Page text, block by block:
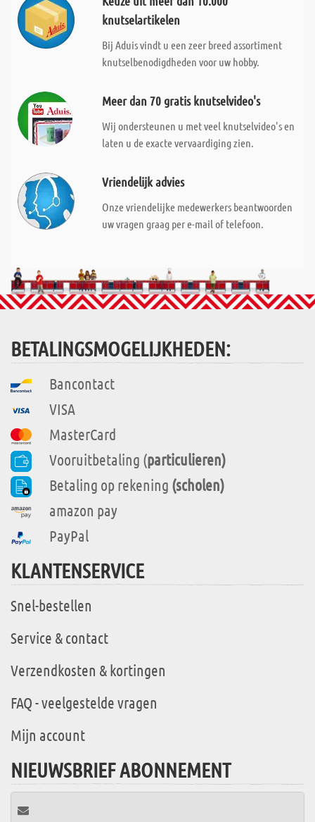
knutselartikelen
Bij Aduis vindt u een zeer breed assortiment
knutselbenodigdheden voor uw hobby.
Meer dan 70 gratis knutselvideo's
Wij ondersteunen u met veel knutselvideo's en
laten u de exacte vervaardiging zien.
Vriendelijk advies
Onze vriendelijke medewerkers beantwoorden
uw vragen graag per e-mail of telefoon.
BETALINGSMOGELIJKHEDEN:
Bancontact
VISA
MasterCard
Vooruitbetaling (particulieren)
Betaling op rekening (scholen)
amazon pay
PayPal
KLANTENSERVICE
Snel-bestellen
Service & contact
Verzendkosten & kortingen
FAQ - veelgestelde vragen
Mijn account
NIEUWSBRIEF ABONNEMENT